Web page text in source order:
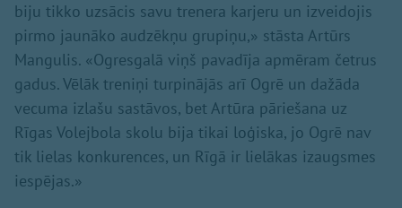
biju tikko uzsācis savu trenera karjeru un izveidojis
pirmo jaunāko audzēkņu grupiņu,» stāsta Artūrs
Mangulis. «Ogresgalā viņš pavadīja apmēram četrus
gadus. Vēlāk treniņi turpinājās arī Ogrē un dažāda
vecuma izlašu sastāvos, bet Artūra pāriešana uz
Rīgas Volejbola skolu bija tikai loģiska, jo Ogrē nav
tik lielas konkurences, un Rīgā ir lielākas izaugsmes
iespējas.»